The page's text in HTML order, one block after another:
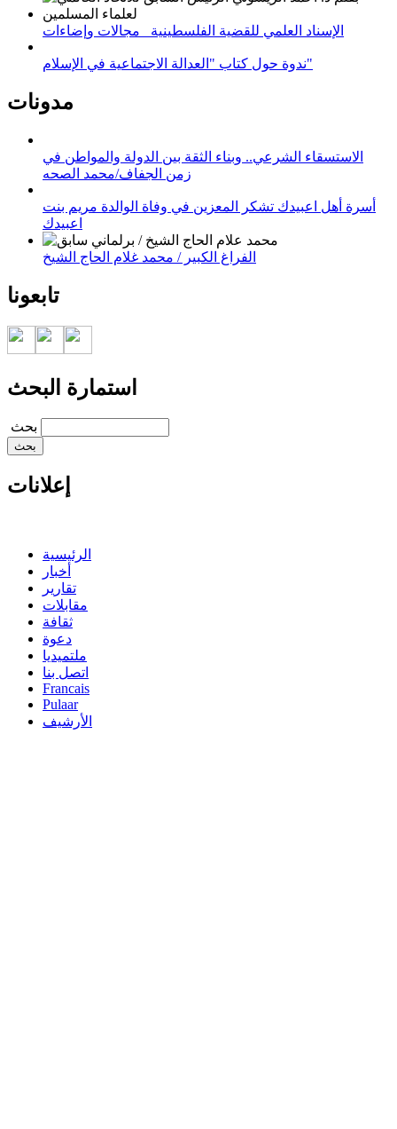
الإسناد العلمي للقضية الفلسطينية_ مجالات وإضاءات
ندوة حول كتاب "العدالة الاجتماعية في الإسلام"
مدونات
الاستسقاء الشرعي.. وبناء الثقة بين الدولة والمواطن في
زمن الجفاف/محمد الصحه
أسرة أهل اعبيدك تشكر المعزين في وفاة الوالدة مريم بنت
اعبيدك
الفراغ الكبير / محمد غلام الحاج الشيخ
تابعونا
استمارة البحث
‏بحث ‏
إعلانات
الرئيسية
أخبار
تقارير
مقابلات
ثقافة
دعوة
ملتميديا
اتصل بنا
Francais
Pulaar
الأرشيف